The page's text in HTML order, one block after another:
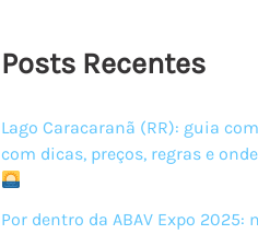
Posts Recentes
Lago Caracaranã (RR): guia
com dicas, preços, regras e
Por dentro da ABAV Expo 2025: